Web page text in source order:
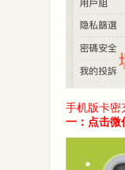
手机版卡密
一：点击微